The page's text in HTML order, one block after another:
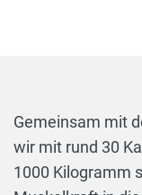
Gemeinsam mit
wir mit rund 30
1000 Kilogramm